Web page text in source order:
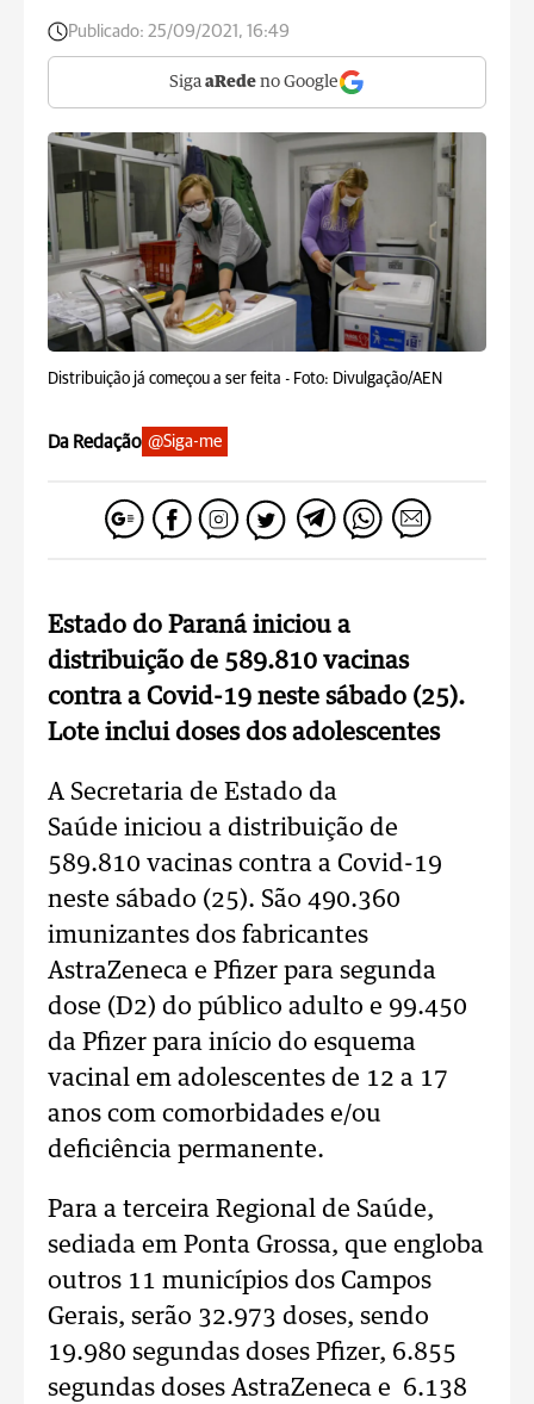
Publicado: 25/09/2021, 16:49
Siga aRede no Google
Distribuição já começou a ser feita - Foto: Divulgação/AEN
Da Redação @Siga-me
Estado do Paraná iniciou a
distribuição de 589.810 vacinas
contra a Covid-19 neste sábado (25).
Lote inclui doses dos adolescentes
A Secretaria de Estado da
Saúde iniciou a distribuição de
589.810 vacinas contra a Covid-19
neste sábado (25). São 490.360
imunizantes dos fabricantes
AstraZeneca e Pfizer para segunda
dose (D2) do público adulto e 99.450
da Pfizer para início do esquema
vacinal em adolescentes de 12 a 17
anos com comorbidades e/ou
deficiência permanente.
Para a terceira Regional de Saúde,
sediada em Ponta Grossa, que engloba
outros 11 municípios dos Campos
Gerais, serão 32.973 doses, sendo
19.980 segundas doses Pfizer, 6.855
segundas doses AstraZeneca e 6.138